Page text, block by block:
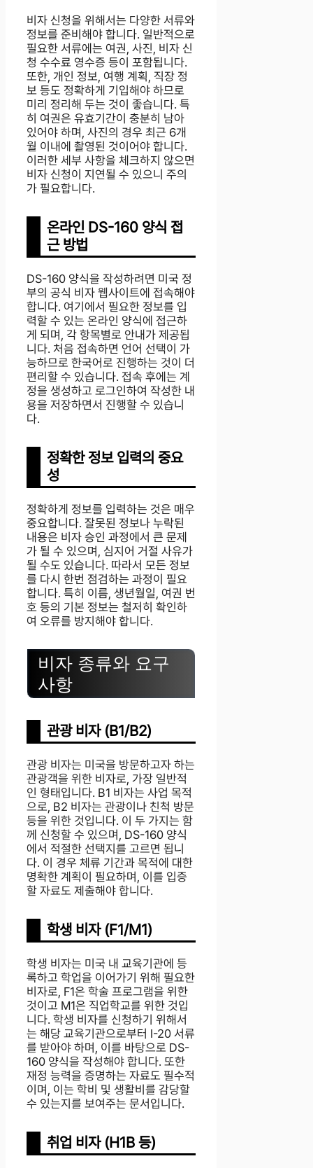
비자 신청을 위해서는 다양한 서류와
정보를 준비해야 합니다. 일반적으로
필요한 서류에는 여권, 사진, 비자 신
청 수수료 영수증 등이 포함됩니다.
또한, 개인 정보, 여행 계획, 직장 정
보 등도 정확하게 기입해야 하므로
미리 정리해 두는 것이 좋습니다. 특
히 여권은 유효기간이 충분히 남아
있어야 하며, 사진의 경우 최근 6개
월 이내에 촬영된 것이어야 합니다.
이러한 세부 사항을 체크하지 않으면
비자 신청이 지연될 수 있으니 주의
가 필요합니다.
온라인 DS-160 양식 접
근 방법
DS-160 양식을 작성하려면 미국 정
부의 공식 비자 웹사이트에 접속해야
합니다. 여기에서 필요한 정보를 입
력할 수 있는 온라인 양식에 접근하
게 되며, 각 항목별로 안내가 제공됩
니다. 처음 접속하면 언어 선택이 가
능하므로 한국어로 진행하는 것이 더
편리할 수 있습니다. 접속 후에는 계
정을 생성하고 로그인하여 작성한 내
용을 저장하면서 진행할 수 있습니
다.
정확한 정보 입력의 중요
성
정확하게 정보를 입력하는 것은 매우
중요합니다. 잘못된 정보나 누락된
내용은 비자 승인 과정에서 큰 문제
가 될 수 있으며, 심지어 거절 사유가
될 수도 있습니다. 따라서 모든 정보
를 다시 한번 점검하는 과정이 필요
합니다. 특히 이름, 생년월일, 여권 번
호 등의 기본 정보는 철저히 확인하
여 오류를 방지해야 합니다.
비자 종류와 요구
사항
관광 비자 (B1/B2)
관광 비자는 미국을 방문하고자 하는
관광객을 위한 비자로, 가장 일반적
인 형태입니다. B1 비자는 사업 목적
으로, B2 비자는 관광이나 친척 방문
등을 위한 것입니다. 이 두 가지는 함
께 신청할 수 있으며, DS-160 양식
에서 적절한 선택지를 고르면 됩니
다. 이 경우 체류 기간과 목적에 대한
명확한 계획이 필요하며, 이를 입증
할 자료도 제출해야 합니다.
학생 비자 (F1/M1)
학생 비자는 미국 내 교육기관에 등
록하고 학업을 이어가기 위해 필요한
비자로, F1은 학술 프로그램을 위한
것이고 M1은 직업학교를 위한 것입
니다. 학생 비자를 신청하기 위해서
는 해당 교육기관으로부터 I-20 서류
를 받아야 하며, 이를 바탕으로 DS-
160 양식을 작성해야 합니다. 또한
재정 능력을 증명하는 자료도 필수적
이며, 이는 학비 및 생활비를 감당할
수 있는지를 보여주는 문서입니다.
취업 비자 (H1B 등)